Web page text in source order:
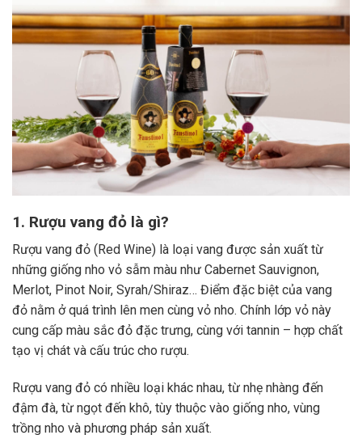
1. Rượu vang đỏ là gì?
Rượu vang đỏ (Red Wine) là loại vang được sản xuất từ
những giống nho vỏ sẫm màu như Cabernet Sauvignon,
Merlot, Pinot Noir, Syrah/Shiraz… Điểm đặc biệt của vang
đỏ nằm ở quá trình lên men cùng vỏ nho. Chính lớp vỏ này
cung cấp màu sắc đỏ đặc trưng, cùng với tannin – hợp chất
tạo vị chát và cấu trúc cho rượu.
Rượu vang đỏ có nhiều loại khác nhau, từ nhẹ nhàng đến
đậm đà, từ ngọt đến khô, tùy thuộc vào giống nho, vùng
trồng nho và phương pháp sản xuất.